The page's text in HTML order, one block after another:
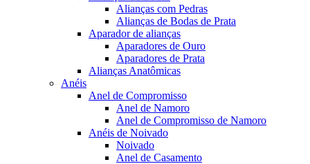
Alianças com Pedras
Alianças de Bodas de Prata
Aparador de alianças
Aparadores de Ouro
Aparadores de Prata
Alianças Anatômicas
Anéis
Anel de Compromisso
Anel de Namoro
Anel de Compromisso de Namoro
Anéis de Noivado
Noivado
Anel de Casamento